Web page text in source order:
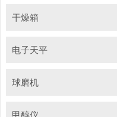
干燥箱
电子天平
球磨机
甲醇仪